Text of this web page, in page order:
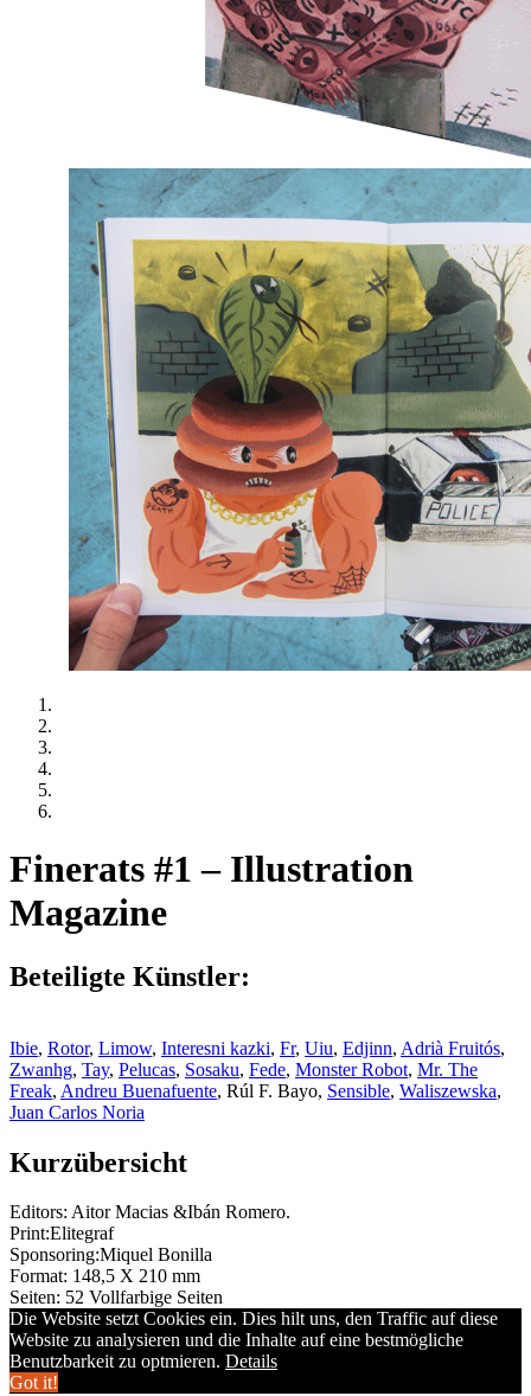
Finerats #1 – Illustration
Magazine
Beteiligte Künstler:
Ibie, Rotor, Limow, Interesni kazki, Fr, Uiu, Edjinn, Adrià Fruitós,
Zwanhg, Tay, Pelucas, Sosaku, Fede, Monster Robot, Mr. The
Freak, Andreu Buenafuente, Rúl F. Bayo, Sensible, Waliszewska,
Juan Carlos Noria
Kurzübersicht
Editors: Aitor Macias &Ibán Romero.
Print:Elitegraf
Sponsoring:Miquel Bonilla
Format: 148,5 X 210 mm
Seiten: 52 Vollfarbige Seiten
Die Website setzt Cookies ein. Dies hilt uns, den Traffic auf diese
Website zu analysieren und die Inhalte auf eine bestmögliche
Benutzbarkeit zu optmieren. Details
Got it!